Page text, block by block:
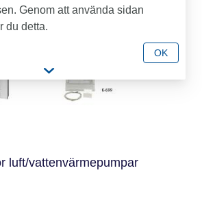
luft/vattenvärmepumpar
Genom att använda sidan
du detta.
OK